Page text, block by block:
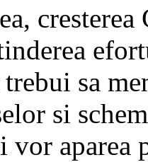
sa
si
aparea